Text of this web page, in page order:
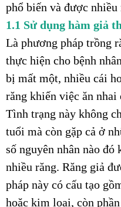
phổ biến và được
1.1 Sử dụng hàm giả
Là phương pháp trồng
thực hiện cho bệnh
bị mất một, nhiều cái
răng khiến việc ăn nhai
Tình trạng này không
tuổi mà còn gặp cả ở
số nguyên nhân nào
nhiều răng. Răng giả
pháp này có cấu tạo
hoặc kim loại, còn